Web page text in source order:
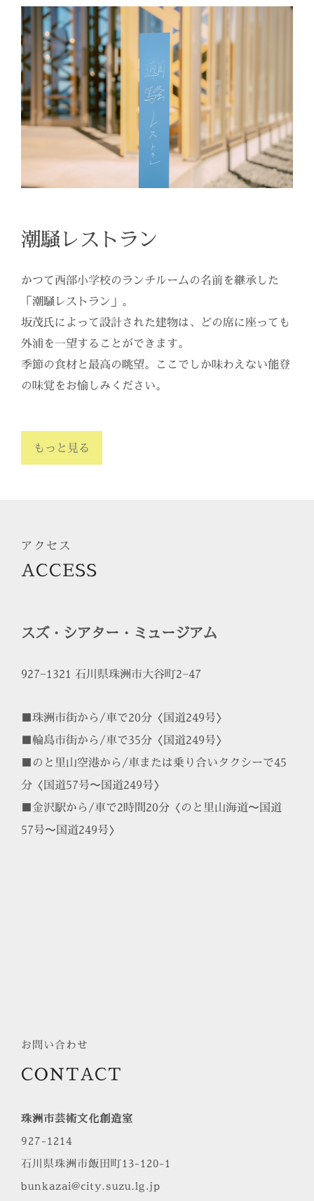
潮騒レストラン
かつて西部小学校のランチルームの名前を継承した
「潮騒レストラン」。
坂茂氏によって設計された建物は、どの席に座っても
外浦を一望することができます。
季節の食材と最高の眺望。ここでしか味わえない能登
の味覚をお愉しみください。
もっと見る
アクセス
ACCESS
スズ・シアター・ミュージアム
927−1321 石川県珠洲市大谷町2−47
■珠洲市街から/車で20分〈国道249号〉
■輪島市街から/車で35分〈国道249号〉
■のと里山空港から/車または乗り合いタクシーで45
分〈国道57号〜国道249号〉
■金沢駅から/車で2時間20分〈のと里山海道〜国道
57号〜国道249号〉
お問い合わせ
CONTACT
珠洲市芸術文化創造室
927-1214
石川県珠洲市飯田町13-120-1
bunkazai@city.suzu.lg.jp